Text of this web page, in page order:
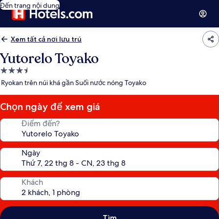
Đến trang nội dung
Xem tất cả nơi lưu trú
Yutorelo Toyako
Nơi
lưu
3.5
sao
Ryokan trên núi khá gần Suối nước nóng Toyako
Chọn ngày để xem giá
Điểm đến?
Ngày
Khách